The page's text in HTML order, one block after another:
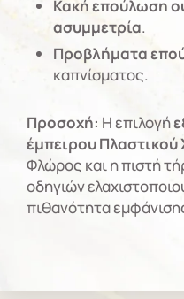
Κακή επούλωση
ασυμμετρία.
Προβλήματα
καπνίσματος.
Προσοχή: Η επιλογή
έμπειρου Πλαστικού
Φλώρος και η πιστή
οδηγιών
πιθανότητα